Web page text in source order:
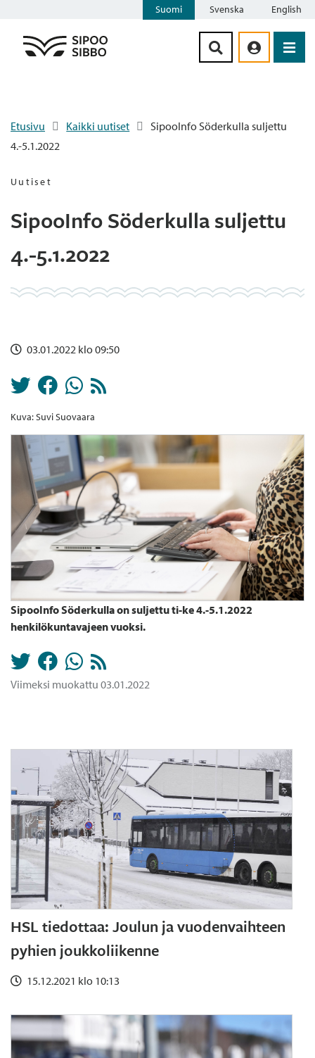
Suomi Svenska English
Etusivu Kaikki uutiset
SipooInfo Söderkulla suljettu
4.-5.1.2022
Uutiset
SipooInfo Söderkulla suljettu
4.-5.1.2022
03.01.2022 klo 09:50
Kuva: Suvi Suovaara
SipooInfo Söderkulla on suljettu ti-ke4.-5.1.2022
henkilökuntavajeen vuoksi.
Viimeksi muokattu 03.01.2022
HSL tiedottaa: Joulun ja vuodenvaihteen
pyhien joukkoliikenne
15.12.2021 klo 10:13